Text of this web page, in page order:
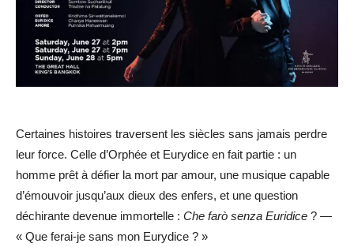
Certaines histoires traversent les siècles sans jamais perdre
leur force. Celle d’Orphée et Eurydice en fait partie : un
homme prêt à défier la mort par amour, une musique capable
d’émouvoir jusqu’aux dieux des enfers, et une question
déchirante devenue immortelle : Che farò senza Euridice ? —
« Que ferai-je sans mon Eurydice ? »